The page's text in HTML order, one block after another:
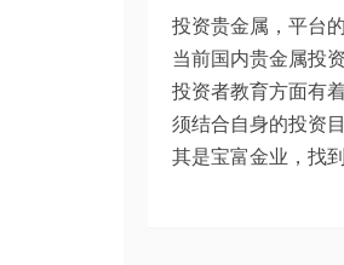
投资贵金属，平台
当前国内贵金属投
投资者教育方面有
须结合自身的投资
其是宝富金业，找